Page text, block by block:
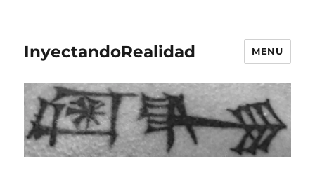
InyectandoRealidad MENU